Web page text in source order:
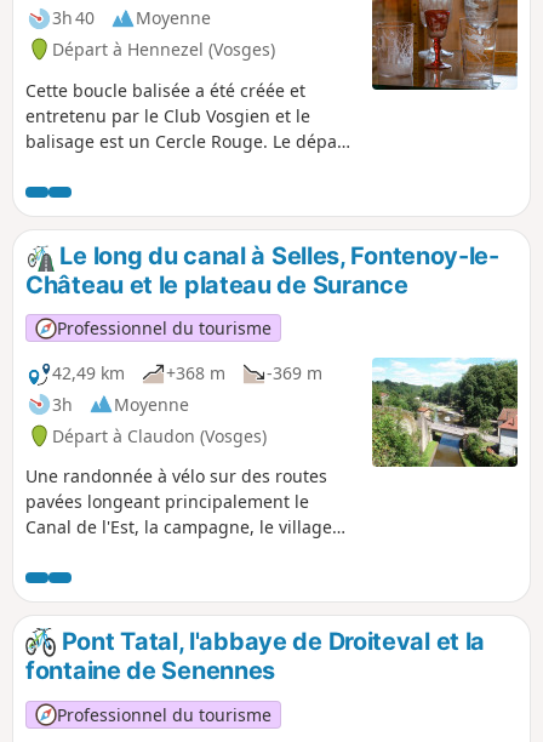
3h 40
Moyenne
Départ à Hennezel (Vosges)
Cette boucle balisée a été créée et
entretenu par le Club Vosgien et le
balisage est un Cercle Rouge. Le départ
Hutte mais il est également possible au
Musée de la Résidence.
Le long du canal à Selles, Fontenoy-le-
Château et le plateau de Surance
Professionnel du tourisme
42,49 km
+368 m
-369 m
3h
Moyenne
Départ à Claudon (Vosges)
Une randonnée à vélo sur des routes
pavées longeant principalement le
Canal de l'Est, la campagne, le village
forêt. Itinéraire varié et pittoresque,
chemins faciles avec dénivelés modérés.
Pont Tatal, l'abbaye de Droiteval et la
fontaine de Senennes
Professionnel du tourisme